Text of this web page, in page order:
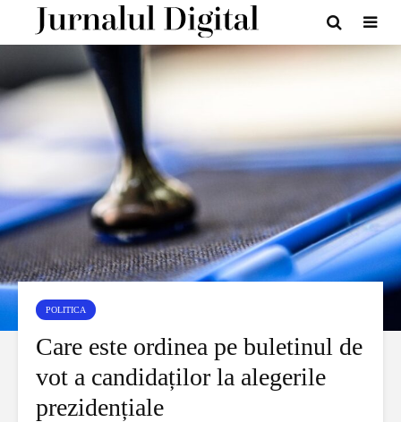
POLITICA
Care este ordinea pe buletinul de
vot a candidaților la alegerile
prezidențiale